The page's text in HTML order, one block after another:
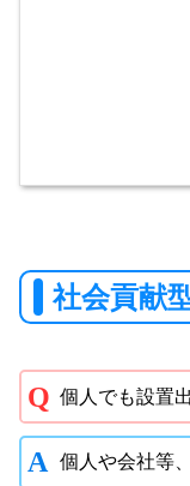
社会貢献
個人でも設置
個人や会社等